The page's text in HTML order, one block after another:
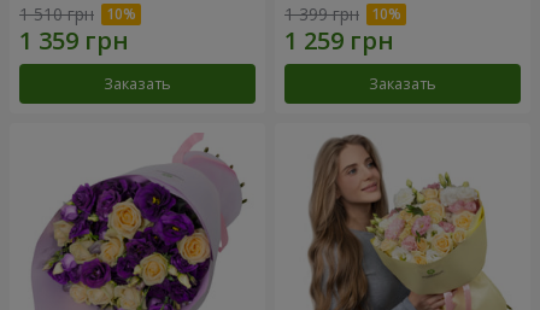
1 510 грн
Заказать
1 399 грн
Заказать